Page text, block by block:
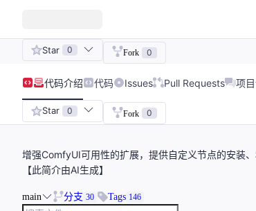
Star 0 Fork 0
代码介绍 代码 Issues Pull Requests 项
Star 0 Fork 0
增强ComfyUI可用性的扩展，提供自定义节点的安装
【此简介由AI生成】
main 分支 30 Tags 146